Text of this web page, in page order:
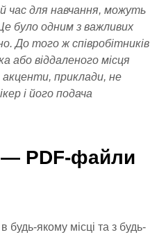
час для навчання, можуть
було одним з важливих
До того ж співробітників
або віддаленого місця
приклади, не
і його подача
— PDF-файли
якому місці та з будь-